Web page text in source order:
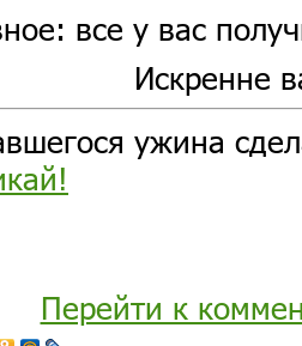
все у вас
Искренне
ужина
Перейти к